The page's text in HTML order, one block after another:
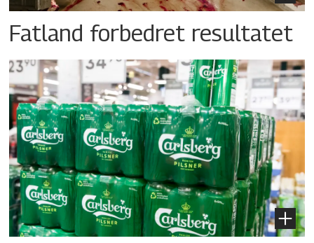
Fatland forbedret resultatet